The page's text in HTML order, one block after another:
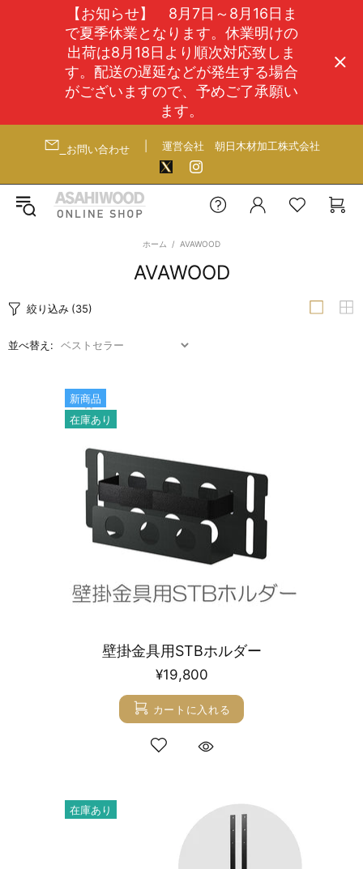
【お知らせ】 8月7日～8月16日ま
で夏季休業となります。休業明けの
出荷は8月18日より順次対応致しま
す。配送の遅延などが発生する場合
がございますので、予めご了承願い
ます。
お問い合わせ 運営会社 朝日木材加工株式会社
ホーム AVAWOOD
AVAWOOD
絞り込み (35)
並べ替え:
新商品
在庫あり
壁掛金具用STBホルダー
¥19,800
カートに入れる
在庫あり